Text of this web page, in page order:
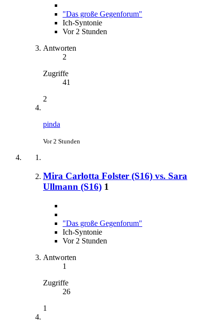
"Das große Gegenforum"
Ich-Syntonie
Vor 2 Stunden
Antworten
2
Zugriffe
41
2
pinda
Vor 2 Stunden
Mira Carlotta Folster (S16) vs. Sara
Ullmann (S16) 1
"Das große Gegenforum"
Ich-Syntonie
Vor 2 Stunden
Antworten
1
Zugriffe
26
1